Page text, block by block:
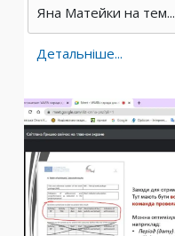
Яна Матейки на тем...
Детальніше...